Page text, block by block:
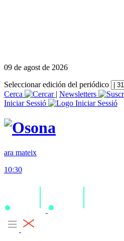
09 de agost de 2026
Seleccionar edición del periódico
Cerca
| Newsletters
Iniciar Sessió
ara mateix
10:30